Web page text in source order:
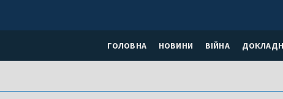
ГОЛОВНА НОВИНИ ВІЙНА